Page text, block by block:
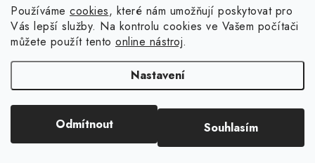
Používáme cookies, které nám umožňují poskytovat pro
Vás lepší služby. Na kontrolu cookies ve Vašem počítači
můžete použít tento online nástroj.
Nastavení
Odmítnout Souhlasím
Doprava
Oblíbené ♥️
Hodnocení obchodu
Nepřehlédněte
Blog s nápady a návody
Slovník pojmů, české návody
Reklamace a vrácení zboží
Vytvořil Shoptet
. Všechna práva vyhrazena.Upravit nastavení